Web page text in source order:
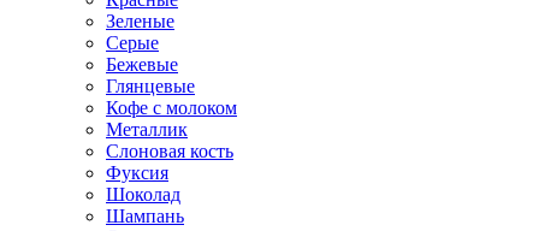
Зеленые
Серые
Бежевые
Глянцевые
Кофе с молоком
Металлик
Слоновая кость
Фуксия
Шоколад
Шампань